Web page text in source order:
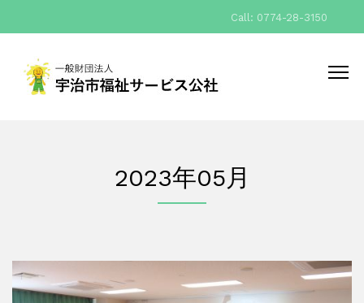
Call: 0774-28-3150
2023年05月